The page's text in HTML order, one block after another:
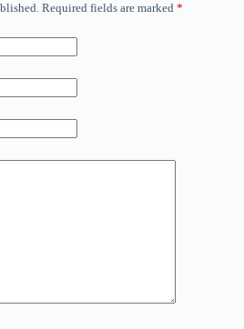
Required fields are marked *